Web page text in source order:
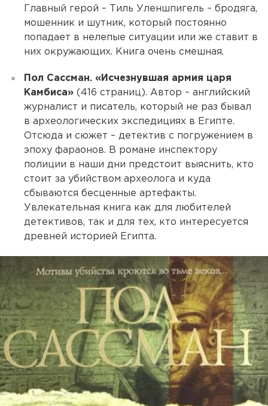
Главный герой – Тиль Уленшпигель – бродяга,
мошенник и шутник, который постоянно
попадает в нелепые ситуации или же ставит в
них окружающих. Книга очень смешная.
Пол Сассман. «Исчезнувшая армия царя
Камбиса» (416 страниц). Автор – английский
журналист и писатель, который не раз бывал
в археологических экспедициях в Египте.
Отсюда и сюжет – детектив с погружением в
эпоху фараонов. В романе инспектору
полиции в наши дни предстоит выяснить, кто
стоит за убийством археолога и куда
сбываются бесценные артефакты.
Увлекательная книга как для любителей
детективов, так и для тех, кто интересуется
древней историей Египта.